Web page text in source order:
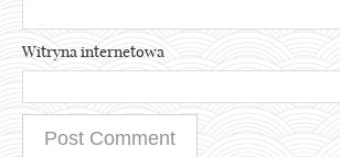
Witryna internetowa